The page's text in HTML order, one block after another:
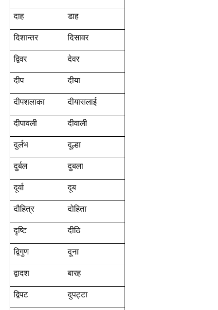
दाह डाह
दिशान्तर दिसावर
द्विवर देवर
दीप दीया
दीपशलाका दीयासलाई
दीपावली दीवाली
दुर्लभ दूल्हा
दुर्बल दुबला
दूर्वा दूब
दौहित्र दोहिता
दृष्टि दीठि
द्विगुण दूना
द्वादश बारह
द्विपट दुपट्टा